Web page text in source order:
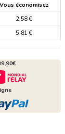
Vous économisez
2,58 €
5,81 €